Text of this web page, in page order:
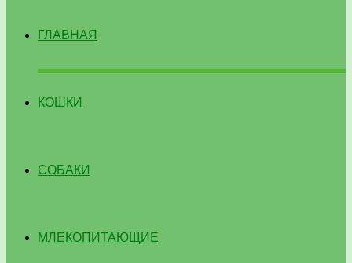
ГЛАВНАЯ
КОШКИ
СОБАКИ
МЛЕКОПИТАЮЩИЕ